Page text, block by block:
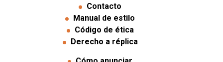
Contacto
Manual de estilo
Código de ética
Derecho a réplica